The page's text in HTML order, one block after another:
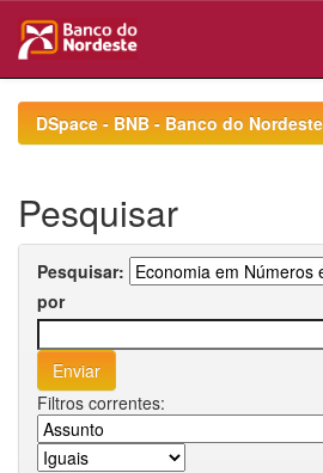
navigationDSpace - BNB - Banco do
Pesquisar
Pesquisar:
por
Filtros correntes: